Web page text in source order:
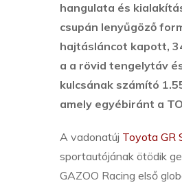
hangulata és
csupán lenyűgöző
hajtásláncot kapott,
a a rövid tengelytáv
kulcsának számító
amely egyébiránt a
A vadonatúj Toyota GR
sportautójának ötödik
GAZOO Racing első